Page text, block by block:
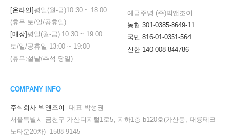
[온라인]평일(월-금)10:30 ~ 18:00
(휴무:토/일/공휴일)
[매장]평일(월-금) 10:30 ~ 19:00
토/일/공휴일 13:00 ~ 19:00
(휴무:설날/추석 당일)
예금주명 (주)빅앤조이
농협 301-0385-8649-11
국민 816-01-0351-564
신한 140-008-844786
COMPANY INFO
주식회사 빅앤조이
대표 박성권
서울특별시 금천구 가산디지털1로5, 지하1층 b120호(가산동, 대륭테크
노타운20차) 1588-9145